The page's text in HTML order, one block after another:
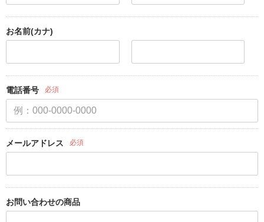
お名前(カナ)
電話番号 必須
メールアドレス 必須
お問い合わせの商品